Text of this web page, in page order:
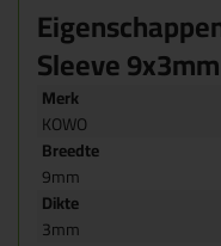
Sleeve
Merk
KOWO
Breedte
9mm
Dikte
3mm